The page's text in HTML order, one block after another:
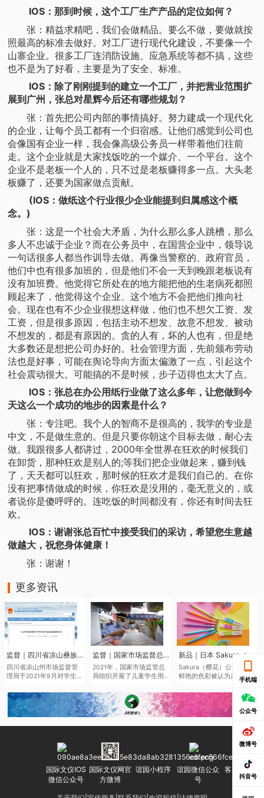
IOS：那到时候，这个工厂生产产品的定位如何？
张：精益求精吧，我们会做精品。要么不做，要做就按
照最高的标准去做好。对工厂进行现代化建设，不要像一个
山寨企业。很多工厂连消防设施、应急系统等都不搞，这些
也不是为了好看，主要是为了安全、标准。
IOS：除了刚刚提到的建立一个工厂，并把营业范围扩
展到广州，张总对星辉今后还有哪些规划？
张：首先把公司内部的事情搞好。努力建成一个现代化
的企业，让每个员工都有一个归宿感。让他们感觉到公司也
会像国有企业一样，我会像高级公务员一样带着他们往前
走。这个企业就是大家找饭吃的一个媒介、一个平台。这个
企业不是老板一个人的，只不过是老板赚得多一点。大头老
板赚了，还要为国家做点贡献。
(IOS：做纸这个行业很少企业能提到归属感这个概
念。)
张：这是一个社会大矛盾，为什么那么多人跳槽，那么
多人不忠诚于企业？而在公务员中，在国营企业中，领导说
一句话很多人都当作训导去做。再像当警察的、政府官员，
他们中也有很多加班的，但是他们不会一天到晚跟老板说有
没有加班费。他觉得它所处在的地方能把他的生老病死都照
顾起来了，他觉得这个企业、这个地方不会把他们推向社
会。现在也有不少企业很想这样做，他们也不想欠工资、发
工资，但是很多原因，包括主动不想发、故意不想发、被动
不想发的，都是有原因的。贪的人有，坏的人也有，但是绝
大多数还是想把公司办好的。社会管理方面，先前颁布劳动
法也是好事，可能在舆论导向方面太偏激了一点，引起这个
社会震动很大。可能搞的不是时候，步子迈得也太大了点。
IOS：张总在办公用纸行业做了这么多年，让您做到今
天这么一个成功的地步的因素是什么？
张：专注吧。我个人的智商不是很高的，我学的专业是
中文，不是做生意的。但是只要你朝这个目标去做，耐心去
做。我跟很多人都讲过，2000年全世界在狂欢的时候我们
在卸货，那种狂欢是别人的;等我们把企业做起来，赚到钱
了，天天都可以狂欢，那时候的狂欢才是我们自己的。在你
没有把事情做成的时候，你狂欢是没用的，毫无意义的，或
者说你是傻呼呼的。连吃饭的时间都没有，你还有时间去狂
欢。
IOS：谢谢张总百忙中接受我们的采访，希望您生意越
做越大，祝您身体健康！
张：谢谢！
更多资讯
监督｜四川省凉山彝族自治州市场监督管理局于近日发布了2021年第二批产品质量监督抽查结果
四川省凉山州市场监督管
理局于2021年9月对学生文
儿童学生用品开展质量监
督抽查545批次。其中，儿
童学生用品监督抽查307批
监督｜国家市场监督总局通报儿童学生用品产品2021年抽查情况
2021年，国家市场监管总
局组织开展了儿童学生用
查，共抽查了2050家企业
生产的2186批次儿童学生
用品，涉及玩具、童车、
头盔等7种产品。其中，学
生文具抽查不合格率
7.0%，主要涉及浙江省、
广东省等产地的生产企
业。
Sakura（樱花）公司鉴于
鲜艳的色彩被认为是2022
年的色彩趋势，该品牌现
在正在扩大其产品范围，
本次“Sakura Color
Products”新系列包括六种
和三种新的橡皮擦，每种
手机端
公众号
微博号
抖音号
国际文仪IOS
微信公众号
国际文仪网官
方微博
谊园小程序
谊园微信公众
号
客服微信号